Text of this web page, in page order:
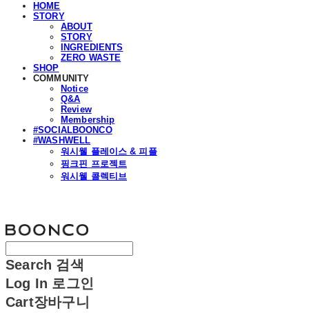
HOME
STORY
ABOUT
STORY
INGREDIENTS
ZERO WASTE
SHOP
COMMUNITY
Notice
Q&A
Review
Membership
#SOCIALBOONCO
#WASHWELL
워시웰 플레이스 & 피플
핑크핀 프로젝트
워시웰 콜렉티브
Search 검색
Log In 로그인
Cart장바구니